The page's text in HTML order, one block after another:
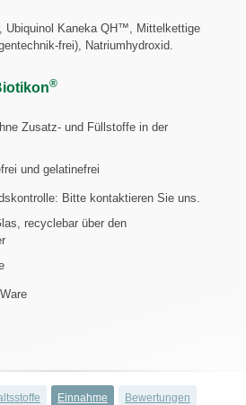
Ubiquinol Kaneka QH™, Mittelkettige
frei), Natriumhydroxid.
®
Zusatz- und Füllstoffe in der
und gelatinefrei
Bitte kontaktieren Sie uns.
recyclebar über den
Einnahme Bewertungen